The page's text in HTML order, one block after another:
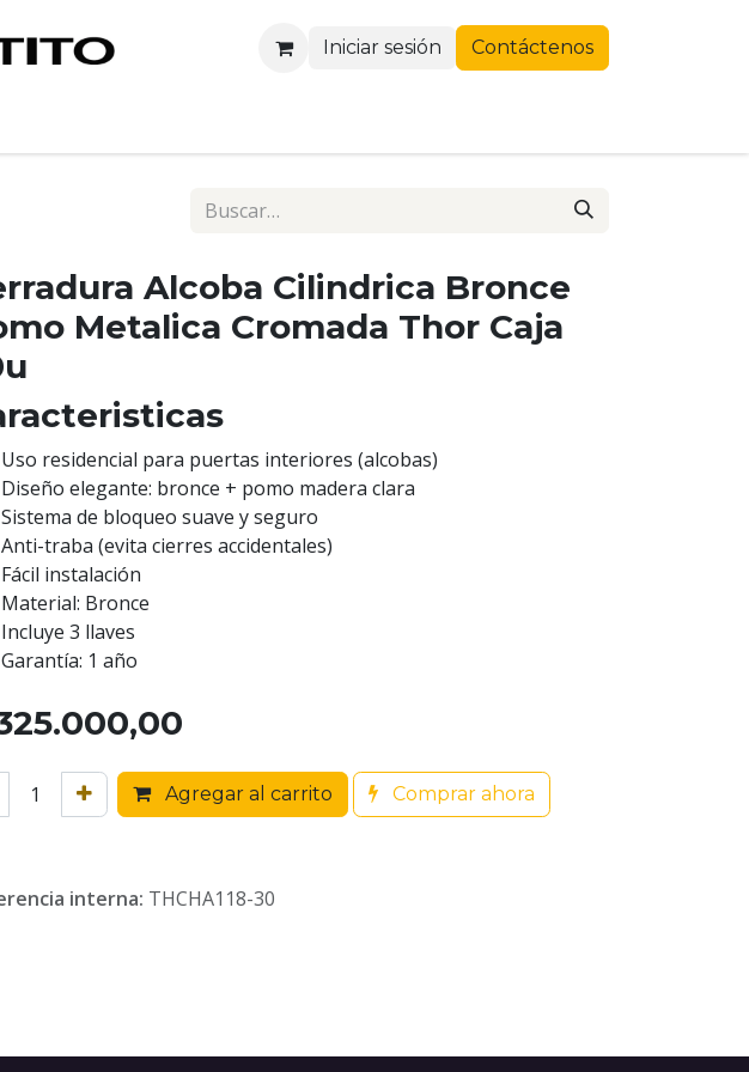
Iniciar sesión Contáctenos
Alcoba Cilindrica Bronce
Metalica Cromada Thor Caja
Uso residencial para puertas interiores (alcobas)
Diseño elegante: bronce + pomo madera clara
Sistema de bloqueo suave y seguro
Anti-traba (evita cierres accidentales)
Fácil instalación
Material: Bronce
Incluye 3 llaves
Garantía: 1 año
Agregar al carrito Comprar ahora
interna: THCHA118-30